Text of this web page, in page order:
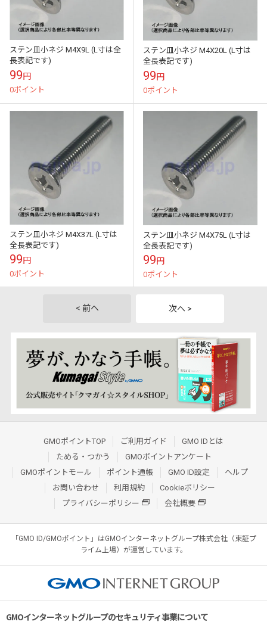
ステン皿小ネジ M4X9L (L寸は全
長表記です)
99円
0ポイント
ステン皿小ネジ M4X20L (L寸は
全長表記です)
99円
0ポイント
ステン皿小ネジ M4X37L (L寸は
全長表記です)
99円
0ポイント
ステン皿小ネジ M4X75L (L寸は
全長表記です)
99円
0ポイント
< 前へ 次へ >
GMOポイントTOP ご利用ガイド
GMO IDとは
ためる・つかう
GMOポイントアンケート
GMOポイントモール
ポイント通帳 GMO ID設定
ヘルプ
お問い合わせ
利用規約
Cookieポリシー
プライバシーポリシー
会社概要
「GMO ID/GMOポイント」はGMOインターネットグループ株式会社（東証プ
ライム上場）が運営しています。
GMOインターネットグループのセキュリティ事業について